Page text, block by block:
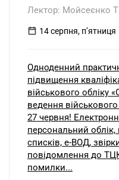
Лектор: Мойсеєнко
14 серпня, пʼятниця
Одноденний
підвищення
військового обліку
ведення
27 червня!
персональний облік,
списків, е-ВОД,
повідомлення до
помилки...